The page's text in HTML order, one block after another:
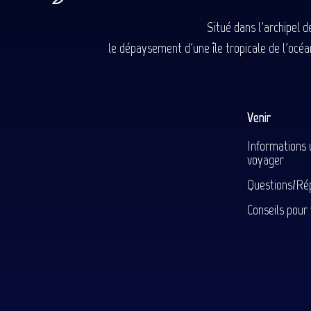
Situé dans l'archipel
le dépaysement d'une île tropicale de
Venir
Informations
voyager
Questions/
Conseils